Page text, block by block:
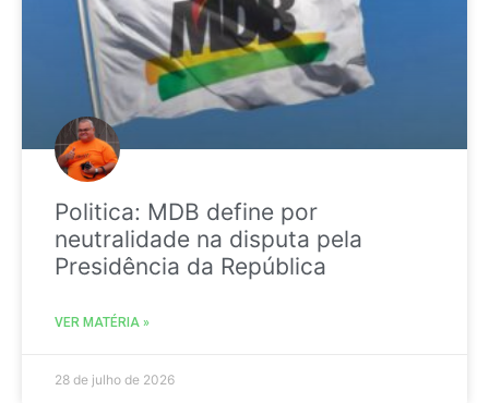
Politica: MDB define por
neutralidade na disputa pela
Presidência da República
VER MATÉRIA »
28 de julho de 2026